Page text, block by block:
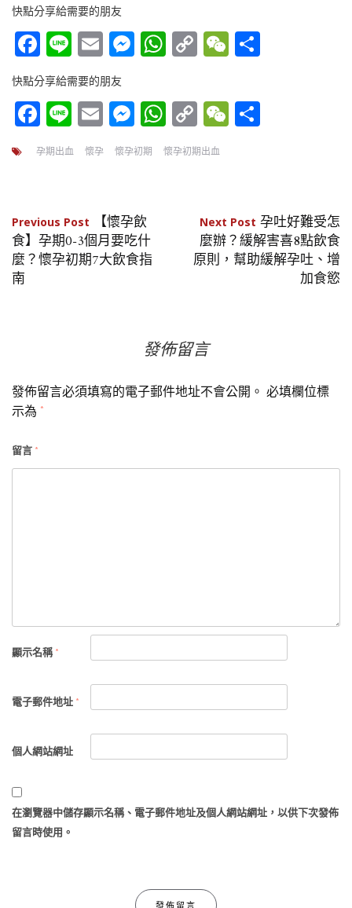
快點分享給需要的朋友
Facebook
LineEmailMessenger
WhatsApp
CopyWeChat
快點分享給需要的朋友
Facebook
LineEmailMessenger
WhatsApp
Copy
Link
WeChat
孕期出血 懷孕 懷孕初期 懷孕初期出血
文
章
導
Previous Post
【懷孕飲
食】孕期0-3個月要吃什
麼？懷孕初期7大飲食指
南
Next Post 孕吐好難受怎
麼辦？緩解害喜8點飲食
原則，幫助緩解孕吐、增
加食慾
發佈留言
發佈留言必須填寫的電子郵件地址不會公開。 必填欄位標
示為 *
留言 *
顯示名稱 *
電子郵件地址 *
個人網站網址
在瀏覽器中儲存顯示名稱、電子郵件地址及個人網站網址，以供下次發佈
留言時使用。